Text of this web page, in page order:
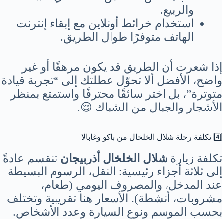
والربيع.
استخدام خرائط أونلاين مع إبقاء إنترنت
الهاتف متوفرًا طوال الطريق.
إذا شعرت أن الطريق قد يكون مرهقًا أو غير
واضح، الأفضل ألا تحوّل عطلتك إلى “تجربة قيادة
متوترة”، بل اختر سائقًا محترفًا واستمتع بمنظر
الأشجار والجبال من الشباك 😌.
4️⃣ تكلفة رحلة شلال الخلخال من باكو وغابالا
تكلفة زيارة شلال الخلخال أذربيجان تنقسم عادةً
إلى ثلاثة أجزاء رئيسية: النقل، الرسوم البسيطة
عند المدخل، والمصروف اليومي (طعام،
مشروبات، أنشطة). الأسعار هنا تقريبية وتختلف
بحسب الموسم ونوع السيارة وعدد الأشخاص.